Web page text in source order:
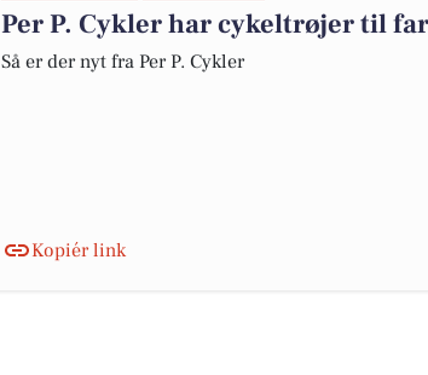
Per P. Cykler har cykeltrøjer til
Så er der nyt fra Per P. Cykler
Kopiér link